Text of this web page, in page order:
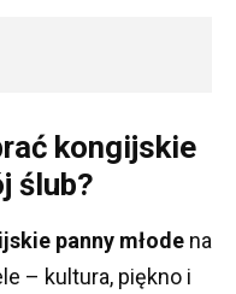
kongijskie
ślub?
panny młode na
– kultura, piękno i